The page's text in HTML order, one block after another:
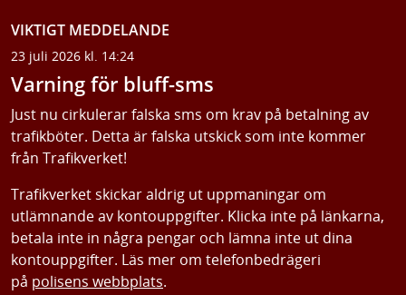
VIKTIGT MEDDELANDE
23 juli 2026 kl. 14:24
Varning för bluff-sms
Just nu cirkulerar falska sms om krav på betalning av
trafikböter. Detta är falska utskick som inte kommer
från Trafikverket!
Trafikverket skickar aldrig ut uppmaningar om
utlämnande av kontouppgifter. Klicka inte på länkarna,
betala inte in några pengar och lämna inte ut dina
kontouppgifter. Läs mer om telefonbedrägeri
på polisens webbplats.